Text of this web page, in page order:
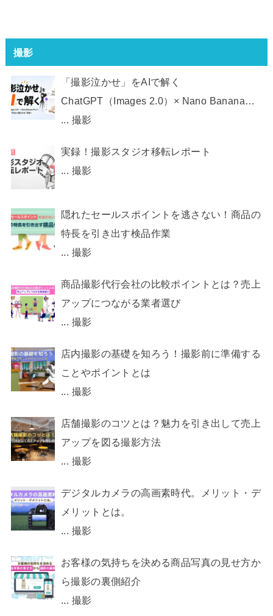
撮影
「撮影泣かせ」をAIで解く
ChatGPT（Images 2.0）× Nano Banana
Pro で、 EC画像制作を“今日から動かせ
... 撮影
実録！撮影スタジオ移転レポート
... 撮影
隠れたセールスポイントを逃さない！商品の
特長を引き出す検品作業
... 撮影
商品撮影代行会社の比較ポイントとは？売上
アップにつながる業者選び
... 撮影
店内撮影の基礎を知ろう！撮影前に準備する
ことやポイントとは
... 撮影
店舗撮影のコツとは？魅力を引き出して売上
アップを図る撮影方法
... 撮影
デジタルカメラの高画素時代。メリット・デ
メリットとは。
... 撮影
お客様の気持ちを決める商品写真の見せ方か
ら撮影の裏側紹介
... 撮影